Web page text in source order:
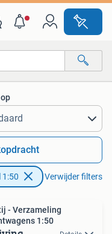
1:50 Verwijder filters
- Verzameling
1:50